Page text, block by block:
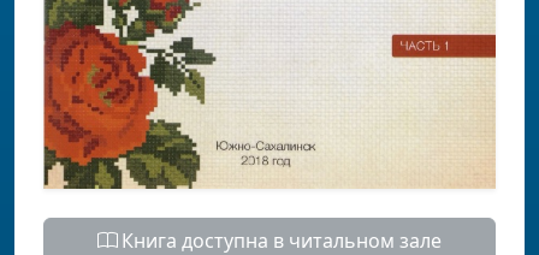
Книга доступна в читальном зале